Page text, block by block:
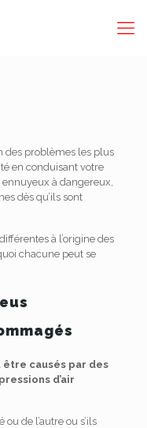
des problèmes les plus
en conduisant votre
à dangereux,
dès qu’ils sont
à l’origine des
chacune peut se
causés par des
d’air
de l’autre ou s’ils